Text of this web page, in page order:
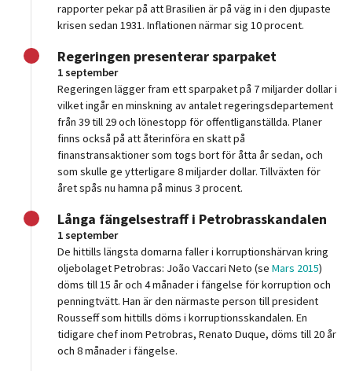
rapporter pekar på att Brasilien är på väg in i den djupaste
krisen sedan 1931. Inflationen närmar sig 10 procent.
Regeringen presenterar sparpaket
1 september
Regeringen lägger fram ett sparpaket på 7 miljarder dollar i
vilket ingår en minskning av antalet regeringsdepartement
från 39 till 29 och lönestopp för offentliganställda. Planer
finns också på att återinföra en skatt på
finanstransaktioner som togs bort för åtta år sedan, och
som skulle ge ytterligare 8 miljarder dollar. Tillväxten för
året spås nu hamna på minus 3 procent.
Långa fängelsestraff i Petrobrasskandalen
1 september
De hittills längsta domarna faller i korruptionshärvan kring
oljebolaget Petrobras: João Vaccari Neto (seMars 2015)
döms till 15 år och 4 månader i fängelse för korruption och
penningtvätt. Han är den närmaste person till president
Rousseff som hittills döms i korruptionsskandalen. En
tidigare chef inom Petrobras, Renato Duque, döms till 20 år
och 8 månader i fängelse.